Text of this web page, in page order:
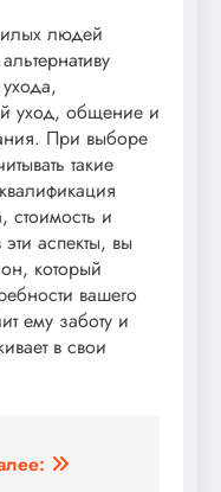
людей
уход, общение и
При выборе
такие
стоимость и
аспекты, вы
который
вашего
ему заботу и
в свои